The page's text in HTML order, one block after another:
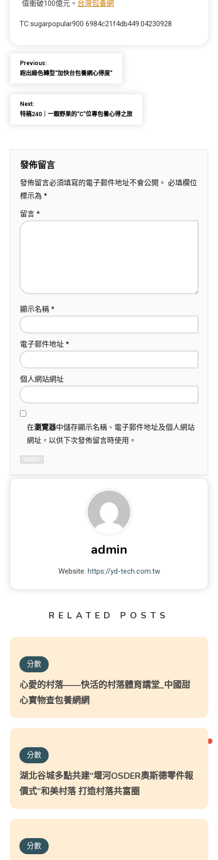
值衝破100億元。 台灣包養網
TC:sugarpopular900 6984c21f4db449.04230928
Previous:
跑出綠色轉型“加快台包養網心得度”
Next:
特稿240｜一顆野果的“C”位專包養心得之旅
發佈留言
發佈留言必須填寫的電子郵件地址不會公開。 必填欄位
標示為 *
留言 *
顯示名稱 *
電子郵件地址 *
個人網站網址
在瀏覽器中儲存顯示名稱、電子郵件地址及個人網站
網址，以供下次發佈留言時使用。
admin
Website: https://yd-tech.com.tw
RELATED POSTS
分數
心愛的村落——快活的村落體育講堂_中國甜
心寶物查包養網網
分數
湖北谷城多點共建“堰河OSDER奧斯德零件報
價式”和美村落 打造村落共富圈
分數